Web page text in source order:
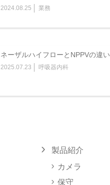
2024.08.25 業務
ネーザルハイフローとNPPVの違い
2025.07.23 呼吸器内科
製品紹介
カメラ
保守